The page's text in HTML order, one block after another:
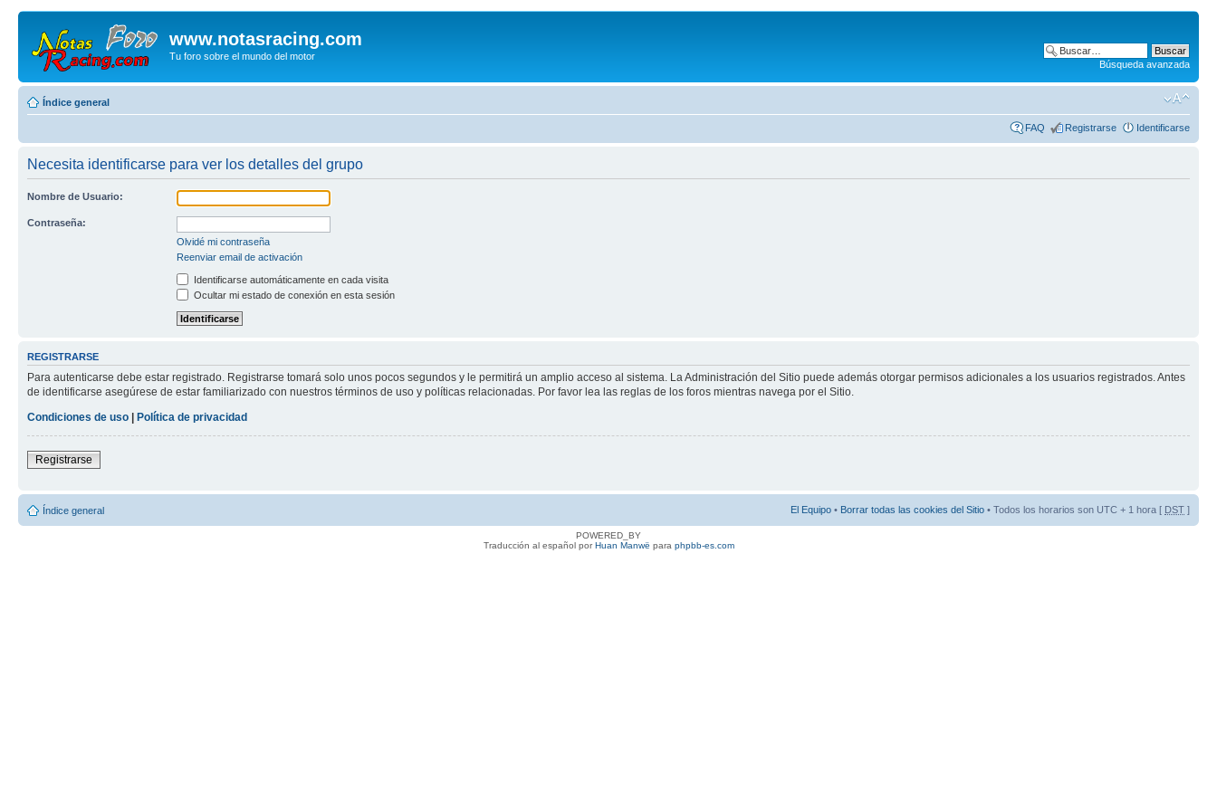
www.notasracing.com
Tu foro sobre el mundo del motor
Búsqueda avanzada
Índice general
FAQ Registrarse Identificarse
Necesita identificarse para ver los detalles del grupo
Nombre de Usuario:
Contraseña:
Olvidé mi contraseña
Reenviar email de activación
Identificarse automáticamente en cada visita
Ocultar mi estado de conexión en esta sesión
REGISTRARSE
Para autenticarse debe estar registrado. Registrarse tomará solo unos pocos segundos y le permitirá un amplio acceso al sistema. La Administración del Sitio puede además otorgar permisos adicionales a los usuarios registrados. Antes
de identificarse asegúrese de estar familiarizado con nuestros términos de uso y políticas relacionadas. Por favor lea las reglas de los foros mientras navega por el Sitio.
Condiciones de uso
Política de privacidad
Registrarse
Índice general El Equipo • Borrar todas las cookies del Sitio • Todos los horarios son UTC + 1 hora [ DST ]
POWERED_BY
Traducción al español porHuan Manwë para phpbb-es.com